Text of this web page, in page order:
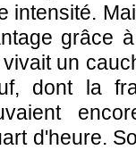
intensité.
grâce
un
dont la
d'heure.